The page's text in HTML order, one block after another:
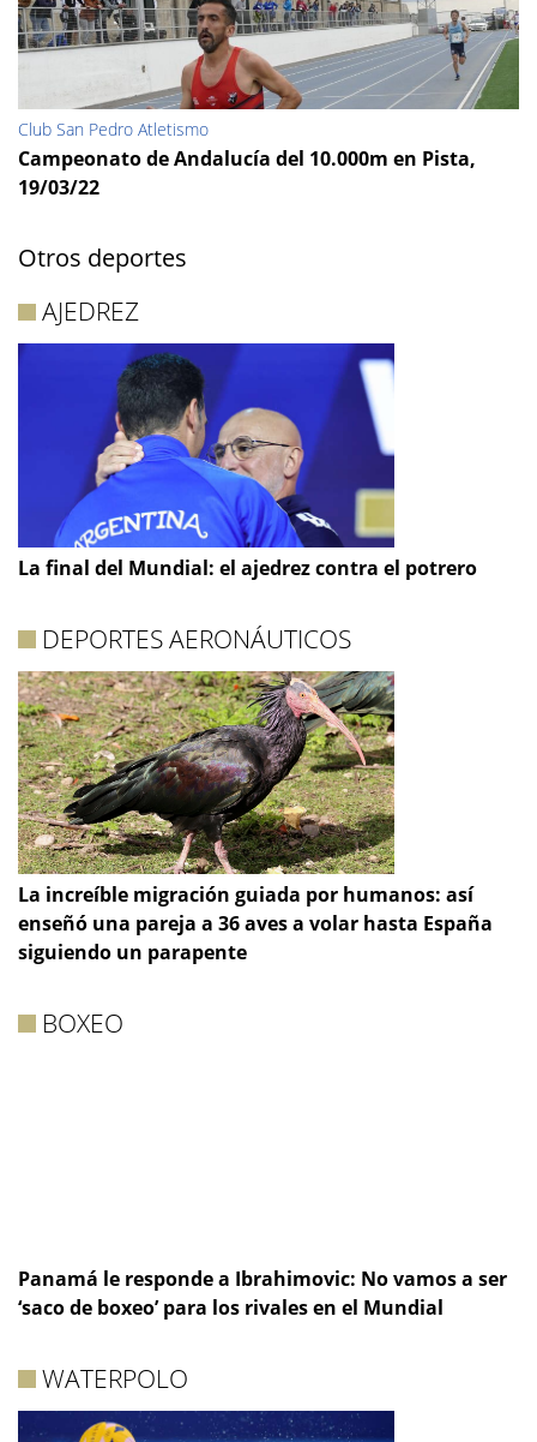
Club San Pedro Atletismo
Campeonato de Andalucía del 10.000m en Pista,
19/03/22
Otros deportes
AJEDREZ
La final del Mundial: el ajedrez contra el potrero
DEPORTES AERONÁUTICOS
La increíble migración guiada por humanos: así
enseñó una pareja a 36 aves a volar hasta España
siguiendo un parapente
BOXEO
Panamá le responde a Ibrahimovic: No vamos a ser
‘saco de boxeo’ para los rivales en el Mundial
WATERPOLO